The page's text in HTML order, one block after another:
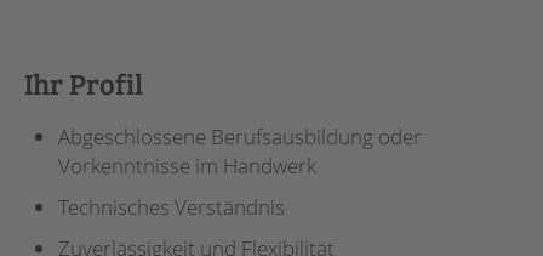
Ihr Profil
Abgeschlossene Berufsausbildung oder
Vorkenntnisse im Handwerk
Technisches Verständnis
Zuverlässigkeit und Flexibilität